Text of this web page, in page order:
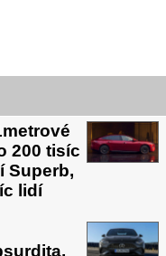
200 tisíc
Superb,
lidí